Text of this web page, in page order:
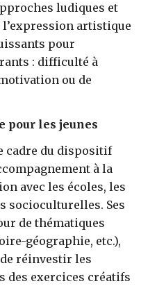
ludiques et
artistique
pour
: difficulté à
ou de
pour les jeunes
cadre du dispositif
à la
avec les écoles, les
socioculturelles. Ses
de thématiques
géographie, etc.),
réinvestir les
des exercices créatifs